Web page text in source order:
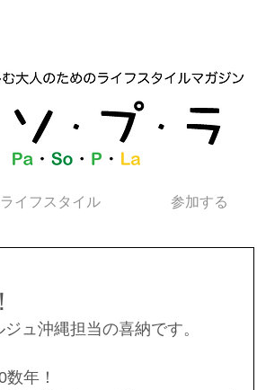
イフスタイル 参加する
ュ沖縄担当の喜納です。
年！